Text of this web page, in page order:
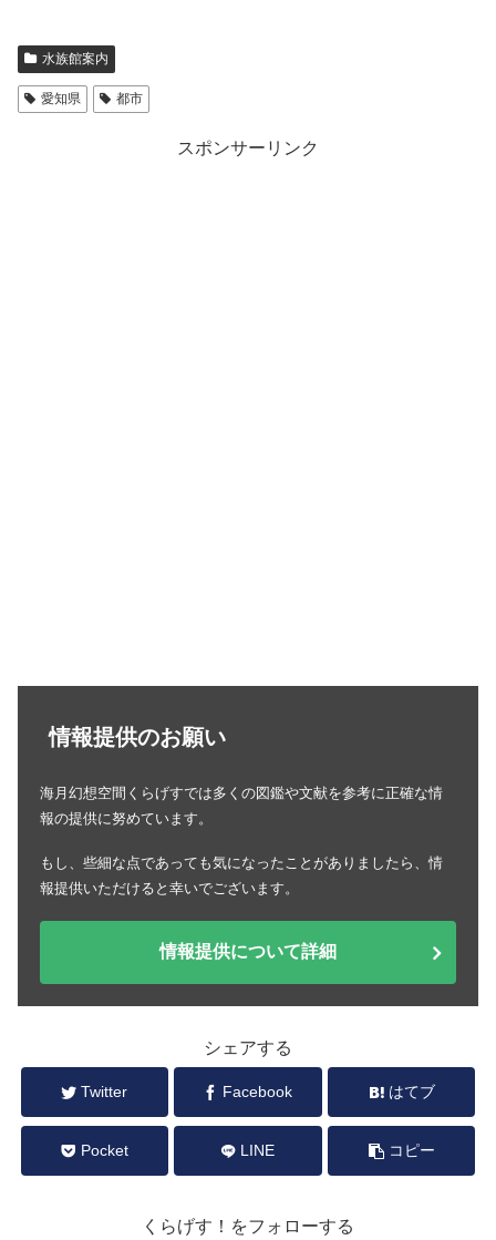
水族館案内
愛知県 都市
スポンサーリンク
情報提供のお願い
海月幻想空間くらげすでは多くの図鑑や文献を参考に正確な情
報の提供に努めています。
もし、些細な点であっても気になったことがありましたら、情
報提供いただけると幸いでございます。
情報提供について詳細
シェアする
Twitter Facebook はてブ
Pocket LINE コピー
くらげす！をフォローする